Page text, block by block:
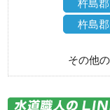
杵島
杵島
その他